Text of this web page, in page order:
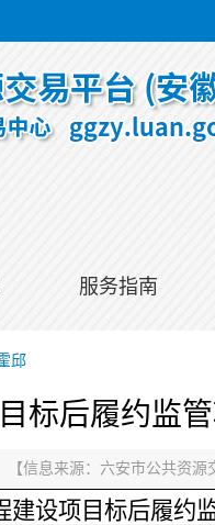
服务指南
邱
标后履约监
【信息来源： 六安市公共资源
建设项目标后履约